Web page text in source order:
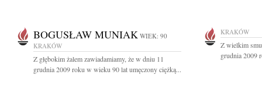
BOGUSŁAW MUNIAK WIEK: 90
KRAKÓW
Z głębokim żalem zawiadamiamy, że w dniu 11
grudnia 2009 roku w wieku 90 lat umęczony ciężką...
KRAKÓW
Z wielkim
grudnia 2009